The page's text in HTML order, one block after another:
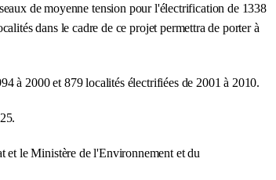
de moyenne tension pour l'électrification de 1338
dans le cadre de ce projet permettra de porter à
à 2000 et 879 localités électrifiées de 2001 à 2010.
et le Ministère de l'Environnement et du